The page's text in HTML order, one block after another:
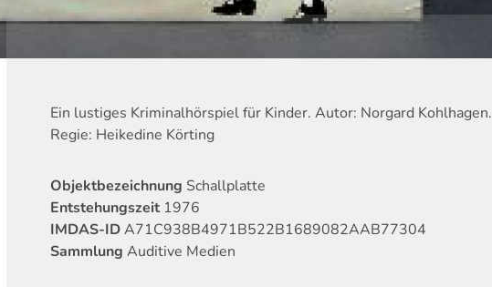
Ein lustiges Kriminalhörspiel für Kinder. Autor: Norgard Kohlhagen.
Regie: Heikedine Körting
Objektbezeichnung Schallplatte
Entstehungszeit 1976
IMDAS-ID A71C938B4971B522B1689082AAB77304
Sammlung Auditive Medien